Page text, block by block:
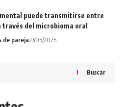
puede transmitirse entre
través del microbioma oral
de pareja27/05/2025
Buscar